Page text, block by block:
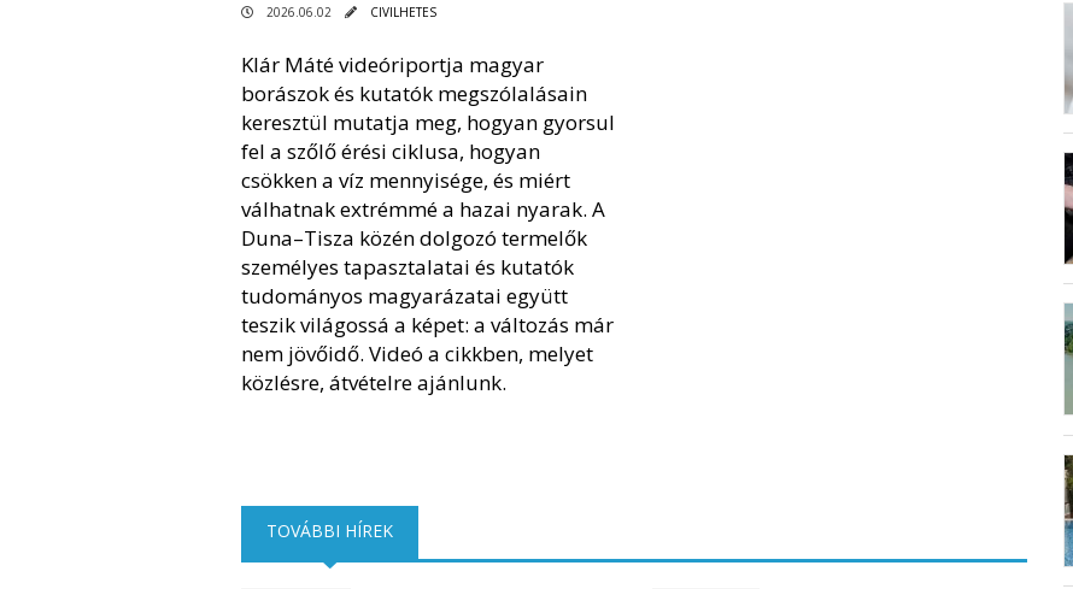
2026.06.02 CIVILHETES
Klár Máté videóriportja magyar
borászok és kutatók megszólalásain
keresztül mutatja meg, hogyan gyorsul
fel a szőlő érési ciklusa, hogyan
csökken a víz mennyisége, és miért
válhatnak extrémmé a hazai nyarak. A
Duna–Tisza közén dolgozó termelők
személyes tapasztalatai és kutatók
tudományos magyarázatai együtt
teszik világossá a képet: a változás már
nem jövőidő. Videó a cikkben, melyet
közlésre, átvételre ajánlunk.
TOVÁBBI HÍREK(AKTÍV FÜL)